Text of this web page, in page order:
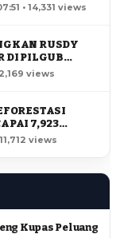
• 14,331 views
RUSDY
DI PILGUB
views
7,923
views
Kupas Peluang